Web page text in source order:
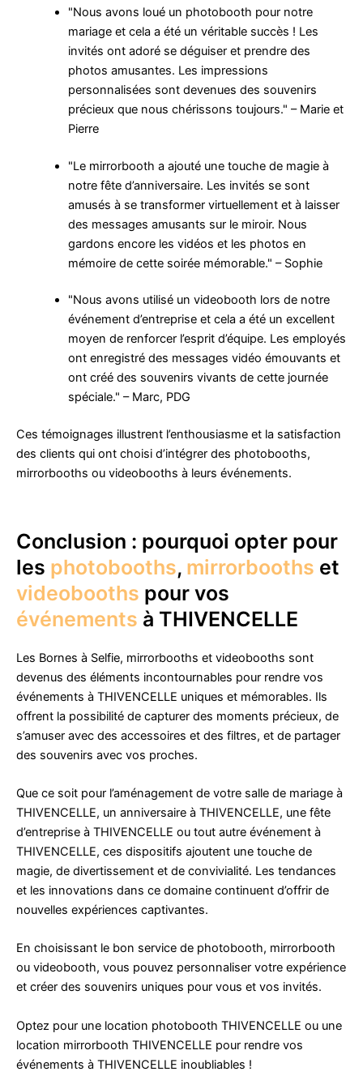
"Nous avons loué un photobooth pour notre
mariage et cela a été un véritable succès ! Les
invités ont adoré se déguiser et prendre des
photos amusantes. Les impressions
personnalisées sont devenues des souvenirs
précieux que nous chérissons toujours." – Marie et
Pierre
"Le mirrorbooth a ajouté une touche de magie à
notre fête d’anniversaire. Les invités se sont
amusés à se transformer virtuellement et à laisser
des messages amusants sur le miroir. Nous
gardons encore les vidéos et les photos en
mémoire de cette soirée mémorable." – Sophie
"Nous avons utilisé un videobooth lors de notre
événement d’entreprise et cela a été un excellent
moyen de renforcer l’esprit d’équipe. Les employés
ont enregistré des messages vidéo émouvants et
ont créé des souvenirs vivants de cette journée
spéciale." – Marc, PDG
Ces témoignages illustrent l’enthousiasme et la satisfaction
des clients qui ont choisi d’intégrer des photobooths,
mirrorbooths ou videobooths à leurs événements.
Conclusion : pourquoi opter pour
les photobooths, mirrorbooths et
videobooths pour vos
événements à THIVENCELLE
Les Bornes à Selfie, mirrorbooths et videobooths sont
devenus des éléments incontournables pour rendre vos
événements à THIVENCELLE uniques et mémorables. Ils
offrent la possibilité de capturer des moments précieux, de
s’amuser avec des accessoires et des filtres, et de partager
des souvenirs avec vos proches.
Que ce soit pour l’aménagement de votre salle de mariage à
THIVENCELLE, un anniversaire à THIVENCELLE, une fête
d’entreprise à THIVENCELLE ou tout autre événement à
THIVENCELLE, ces dispositifs ajoutent une touche de
magie, de divertissement et de convivialité. Les tendances
et les innovations dans ce domaine continuent d’offrir de
nouvelles expériences captivantes.
En choisissant le bon service de photobooth, mirrorbooth
ou videobooth, vous pouvez personnaliser votre expérience
et créer des souvenirs uniques pour vous et vos invités.
Optez pour une location photobooth THIVENCELLE ou une
location mirrorbooth THIVENCELLE pour rendre vos
événements à THIVENCELLE inoubliables !